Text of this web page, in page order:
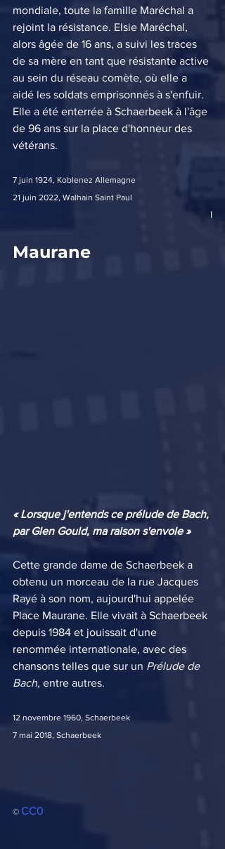
mondiale, toute la famille Maréchal a
rejoint la résistance. Elsie Maréchal,
alors âgée de 16 ans, a suivi les traces
de sa mère en tant que résistante active
au sein du réseau comète, où elle a
aidé les soldats emprisonnés à s'enfuir.
Elle a été enterrée à Schaerbeek à l'âge
de 96 ans sur la place d'honneur des
vétérans.
7 juin 1924, Koblenez Allemagne
21 juin 2022, Walhain Saint Paul
l
Maurane
« Lorsque j'entends ce prélude de Bach,
par Glen Gould, ma raison s'envole »
Cette grande dame de Schaerbeek a
obtenu un morceau de la rue Jacques
Rayé à son nom, aujourd'hui appelée
Place Maurane. Elle vivait à Schaerbeek
depuis 1984 et jouissait d'une
renommée internationale, avec des
chansons telles que sur un Prélude de
Bach, entre autres.
12 novembre 1960, Schaerbeek
7 mai 2018, Schaerbeek
© CC0